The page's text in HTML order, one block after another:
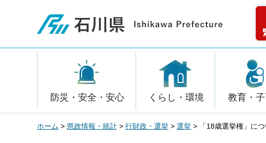
石川県
防災・安全・安心 くらし・環境 教育・
ホーム > 県政情報・統計 > 行財政・選挙 > 選挙 > 「18歳選挙権」に